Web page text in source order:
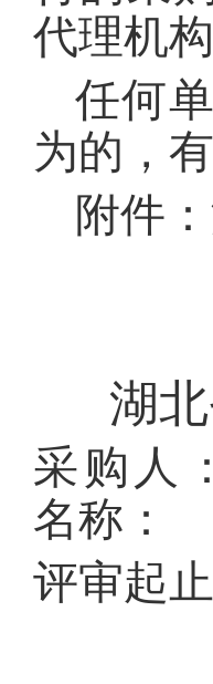
代理机
任何
为的，
附件
湖
采购人：
名称：
评审起